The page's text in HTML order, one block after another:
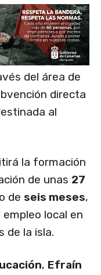
del área de
directa
al
la formación
de unas 27
de seis meses,
local en
de la isla.
, Efraín